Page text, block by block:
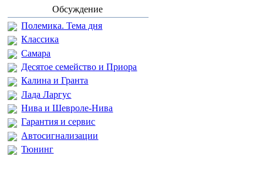
Обсуждение
Полемика. Тема дня
Классика
Самара
Десятое семейство и Приора
Калина и Гранта
Лада Ларгус
Нива и Шевроле-Нива
Гарантия и сервис
Автосигнализации
Тюнинг